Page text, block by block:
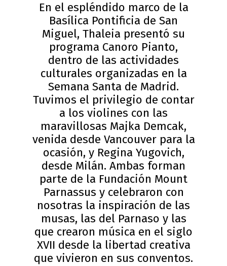
En el espléndido marco de la
Basílica Pontificia de San
Miguel, Thaleia presentó su
programa Canoro Pianto,
dentro de las actividades
culturales organizadas en la
Semana Santa de Madrid.
Tuvimos el privilegio de contar
a los violines con las
maravillosas Majka Demcak,
venida desde Vancouver para la
ocasión, y Regina Yugovich,
desde Milán. Ambas forman
parte de la Fundación Mount
Parnassus y celebraron con
nosotras la inspiración de las
musas, las del Parnaso y las
que crearon música en el siglo
XVII desde la libertad creativa
que vivieron en sus conventos.